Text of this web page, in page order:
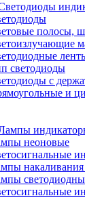
полосы,
светодиоды
с
и
неоновые